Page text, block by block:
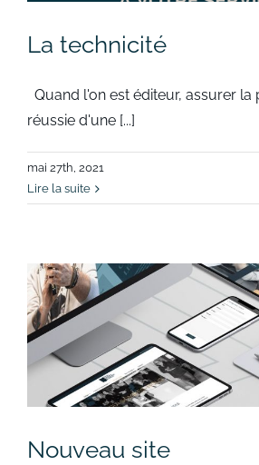
La technicité
Quand l'on est éditeur, assurer la
réussie d'une [...]
mai 27th, 2021
Lire la suite
Nouveau site